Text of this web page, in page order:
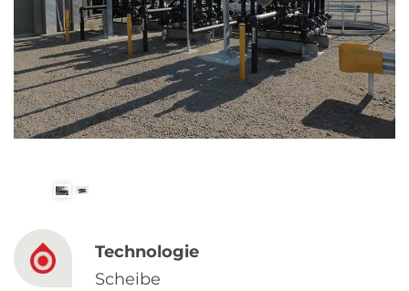
Spanish
Russia
Russian
France
North America
Technologie
Scheibe